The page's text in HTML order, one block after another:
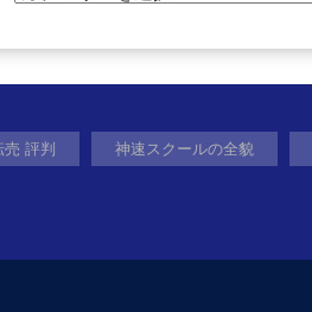
ー
評判 神速スクールの全貌